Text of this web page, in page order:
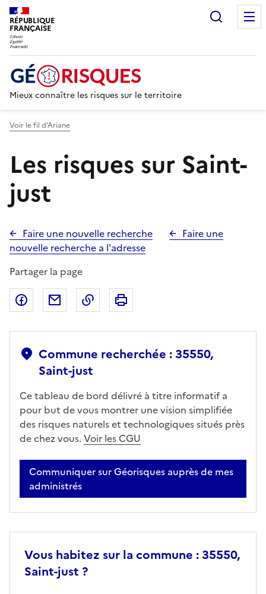
RÉPUBLIQUE
FRANÇAISE
Mieux connaître les risques sur le territoire
Voir le fil d’Ariane
Les risques sur Saint-
just
Faire une nouvelle recherche
Faire une
nouvelle recherche a l'adresse
Partager la page
Partager sur Facebook
Partager par emailCopier dans le presse-papier
Commune recherchée : 35550,
Saint-just
Ce tableau de bord délivré à titre informatif a
pour but de vous montrer une vision simplifiée
des risques naturels et technologiques situés près
de chez vous. Voir les CGU
Communiquer sur Géorisques auprès de mes
administrés
Vous habitez sur la commune : 35550,
Saint-just ?